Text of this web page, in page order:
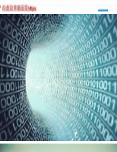
有syncthing发现服务器和中
器
添加密码访问JS代码